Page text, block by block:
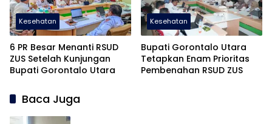
Kesehatan
6 PR Besar Menanti RSUD
ZUS Setelah Kunjungan
Bupati Gorontalo Utara
Kesehatan
Bupati Gorontalo Utara
Tetapkan Enam Prioritas
Pembenahan RSUD ZUS
Baca Juga